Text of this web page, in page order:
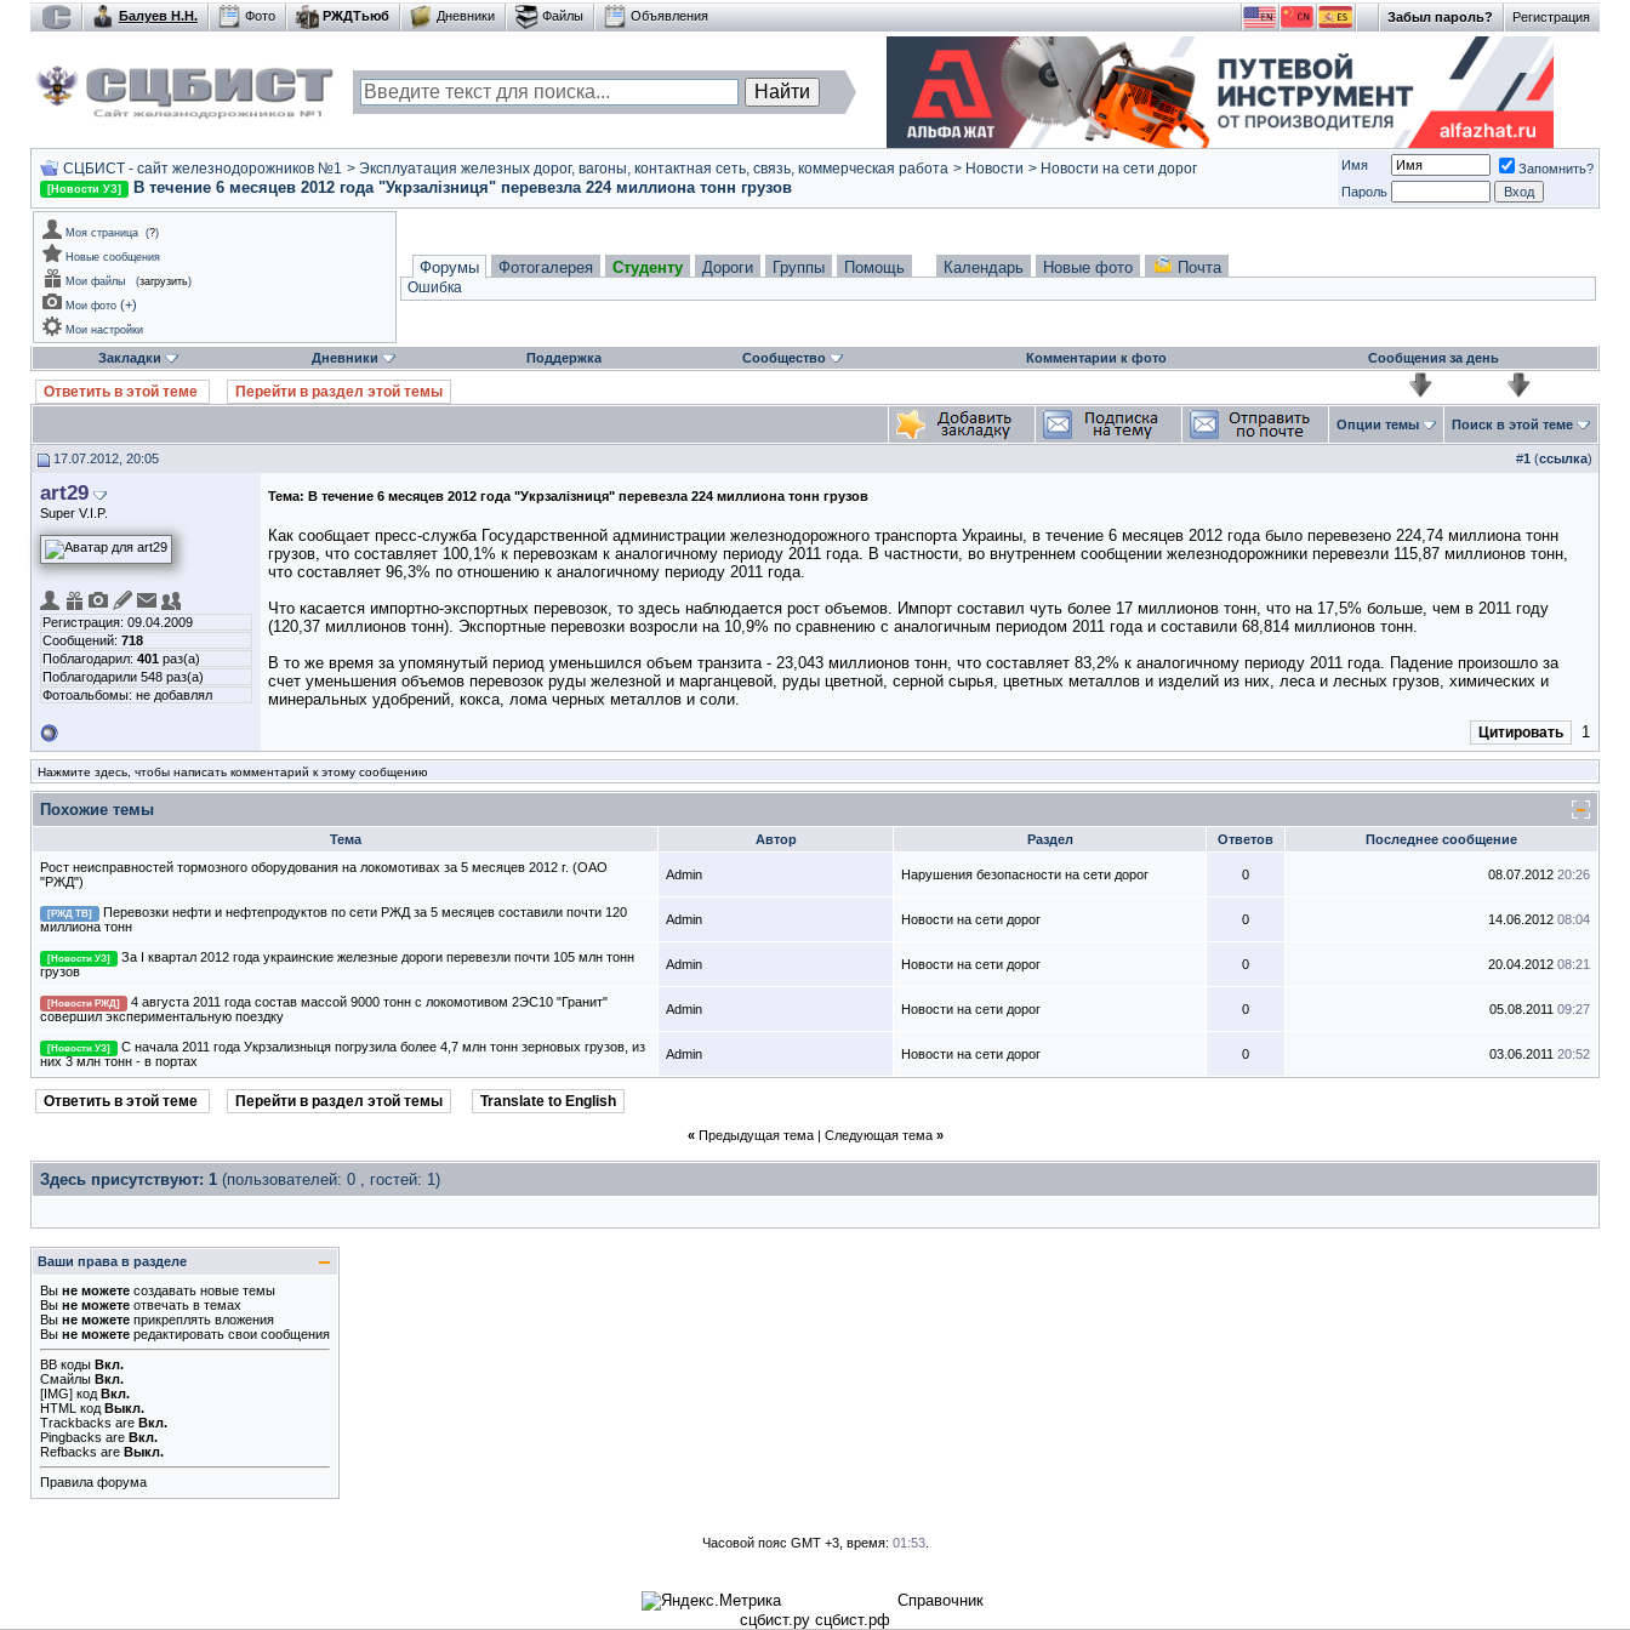
Регистрация
Забыл пароль?
Балуев Н.Н. Фото РЖДТьюб Дневники Файлы Объявления
СЦБИСТ - сайт железнодорожников №1 > Эксплуатация железных дорог, вагоны, контактная сеть, связь, коммерческая работа > Новости > Новости на сети дорог
[Новости УЗ] В течение 6 месяцев 2012 года "Укрзалiзниця" перевезла 224 миллиона тонн грузов
Имя
Запомнить?
Пароль
Моя страница (?)
Новые сообщения
Мои файлы
(загрузить)
Мои фото (+)
Мои настройки
Форумы Фотогалерея Студенту Дороги Группы Помощь Календарь Новые фото Почта
Ошибка
Закладки Дневники Поддержка Сообщество Комментарии к фото Сообщения за день
Ответить в этой теме Перейти в раздел этой темы
Опции темы Поиск в этой теме
17.07.2012, 20:05 #1 (ссылка)
art29
Super V.I.P.
Регистрация: 09.04.2009
Сообщений: 718
Поблагодарил: 401 раз(а)
Поблагодарили 548 раз(а)
Фотоальбомы: не добавлял
Тема: В течение 6 месяцев 2012 года "Укрзалiзниця" перевезла 224 миллиона тонн грузов
Как сообщает пресс-служба Государственной администрации железнодорожного транспорта Украины, в течение 6 месяцев 2012 года было перевезено 224,74 миллиона тонн
грузов, что составляет 100,1% к перевозкам к аналогичному периоду 2011 года. В частности, во внутреннем сообщении железнодорожники перевезли 115,87 миллионов тонн,
что составляет 96,3% по отношению к аналогичному периоду 2011 года.
Что касается импортно-экспортных перевозок, то здесь наблюдается рост объемов. Импорт составил чуть более 17 миллионов тонн, что на 17,5% больше, чем в 2011 году
(120,37 миллионов тонн). Экспортные перевозки возросли на 10,9% по сравнению с аналогичным периодом 2011 года и составили 68,814 миллионов тонн.
В то же время за упомянутый период уменьшился объем транзита - 23,043 миллионов тонн, что составляет 83,2% к аналогичному периоду 2011 года. Падение произошло за
счет уменьшения объемов перевозок руды железной и марганцевой, руды цветной, серной сырья, цветных металлов и изделий из них, леса и лесных грузов, химических и
минеральных удобрений, кокса, лома черных металлов и соли.
Цитировать 1
Нажмите здесь, чтобы написать комментарий к этому сообщению
Похожие темы
Тема Автор Раздел Ответов
Последнее сообщение
Рост неисправностей тормозного оборудования на локомотивах за 5 месяцев 2012 г. (ОАО
"РЖД")
Admin Нарушения безопасности на сети дорог 0 08.07.2012 20:26
[РЖД ТВ]
Перевозки нефти и нефтепродуктов по сети РЖД за 5 месяцев составили почти 120
миллиона тонн
Admin Новости на сети дорог 0 14.06.2012 08:04
[Новости УЗ]
За I квартал 2012 года украинские железные дороги перевезли почти 105 млн тонн
грузов
Admin Новости на сети дорог 0 20.04.2012 08:21
[Новости РЖД]
4 августа 2011 года состав массой 9000 тонн с локомотивом 2ЭС10 "Гранит"
совершил экспериментальную поездку
Admin Новости на сети дорог 0 05.08.2011 09:27
[Новости УЗ]
С начала 2011 года Укрзализныця погрузила более 4,7 млн ​​тонн зерновых грузов, из
них 3 млн тонн - в портах
Admin Новости на сети дорог 0 03.06.2011 20:52
Ответить в этой теме Перейти в раздел этой темы Translate to English
« Предыдущая тема| Следующая тема »
Здесь присутствуют: 1 (пользователей: 0 , гостей: 1)
Ваши права в разделе
Вы не можете создавать новые темы
Вы не можете отвечать в темах
Вы не можете прикреплять вложения
Вы не можете редактировать свои сообщения
BB коды Вкл.
Смайлы Вкл.
[IMG] код Вкл.
HTML код Выкл.
Trackbacks are Вкл.
Pingbacks are Вкл.
Refbacks are Выкл.
Правила форума
Часовой пояс GMT +3, время: 01:53.
Справочник
сцбист.ру сцбист.рф